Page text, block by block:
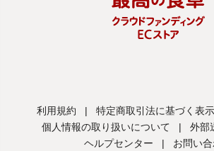
利用規約 | 特定商取引法に基づく表示
個人情報の取り扱いについて
| 外部
ヘルプセンター
| お問い